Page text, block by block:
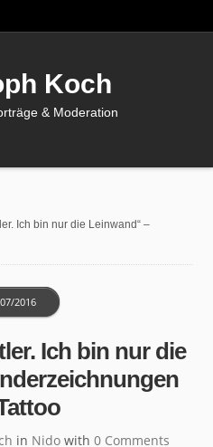
Koch
& Moderation
Ich bin nur die Leinwand“ –
Ich bin nur die
2016
in Nido with 0 Comments